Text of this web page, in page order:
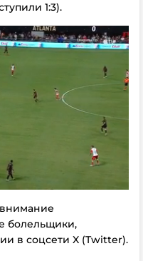
1:3).
болельщики,
в соцсети X (Twitter).